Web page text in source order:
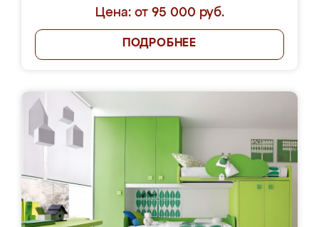
Цена: от 95 000 руб.
ПОДРОБНЕЕ